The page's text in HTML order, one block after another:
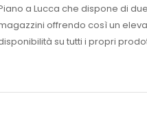
a Lucca che dispone di
offrendo così un
su tutti i propri